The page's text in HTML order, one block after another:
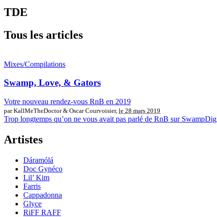
TDE
Tous les articles
Mixes/Compilations
Swamp, Love, & Gators
Votre nouveau rendez-vous RnB en 2019
par KallMeTheDoctor & Oscar Courvoisier, le 28 mars 2019
Trop longtemps qu’on ne vous avait pas parlé de RnB sur
Artistes
Dáramólá
Doc Gynéco
Lil’ Kim
Farris
Cappadonna
Glyce
RiFF RAFF